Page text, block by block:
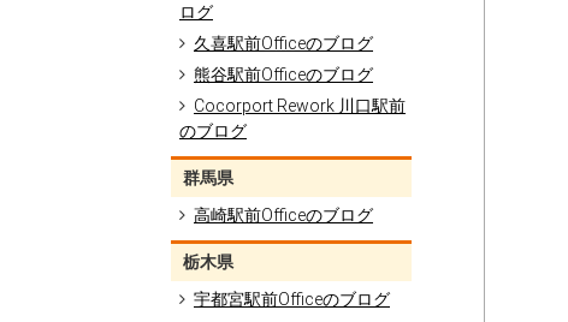
ログ
久喜駅前Officeのブログ
熊谷駅前Officeのブログ
Cocorport Rework 川口駅前
のブログ
群馬県
高崎駅前Officeのブログ
栃木県
宇都宮駅前Officeのブログ